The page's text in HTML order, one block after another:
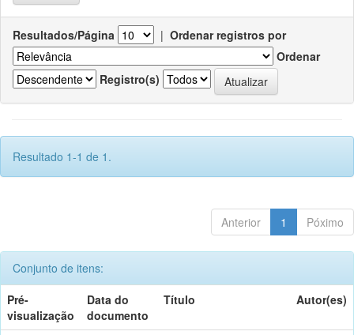
Resultados/Página | Ordenar registros por
Ordenar
Registro(s)
Resultado 1-1 de 1.
Anterior 1 Póximo
Conjunto de itens:
Pré-
visualização
Data do
documento
Título Autor(es)